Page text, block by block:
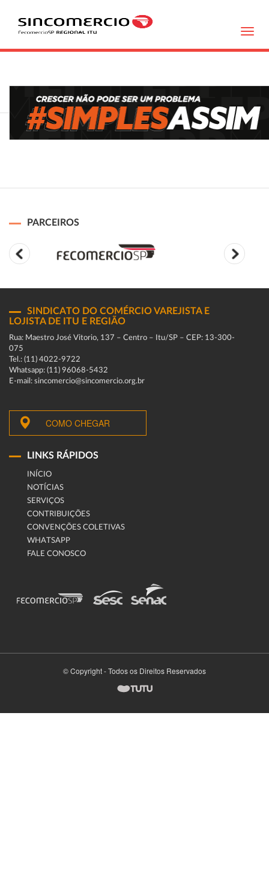
PARCEIROS
SINDICATO DO COMÉRCIO VAREJISTA E
LOJISTA DE ITU E REGIÃO
Rua: Maestro José Vitorio, 137 – Centro – Itu/SP – CEP: 13-300-
075
Tel.: (11) 4022-9722
Whatsapp: (11) 96068-5432
E-mail: sincomercio@sincomercio.org.br
COMO CHEGAR
LINKS RÁPIDOS
INÍCIO
NOTÍCIAS
SERVIÇOS
CONTRIBUIÇÕES
CONVENÇÕES COLETIVAS
WHATSAPP
FALE CONOSCO
© Copyright - Todos os Direitos Reservados